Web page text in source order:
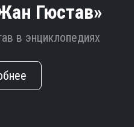
Гюстав»
в энциклопедиях